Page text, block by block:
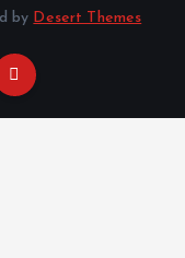
by Desert Themes